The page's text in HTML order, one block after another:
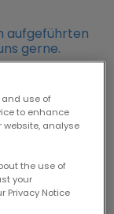
aufgeführten
gerne.
and use of
to enhance
website, analyse
the use of
your
Privacy Notice